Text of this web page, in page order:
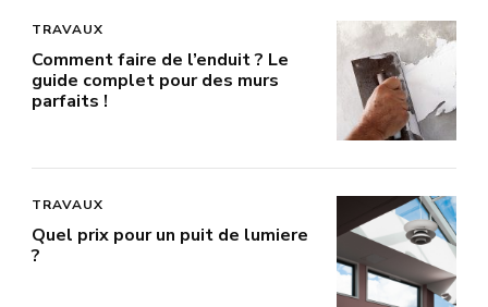
TRAVAUX
Comment faire de l’enduit ? Le
guide complet pour des murs
parfaits !
TRAVAUX
Quel prix pour un puit de lumiere
?